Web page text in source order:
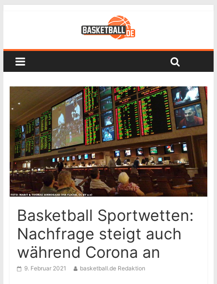
Basketball Sportwetten:
Nachfrage steigt auch
während Corona an
9. Februar 2021 basketball.de Redaktion